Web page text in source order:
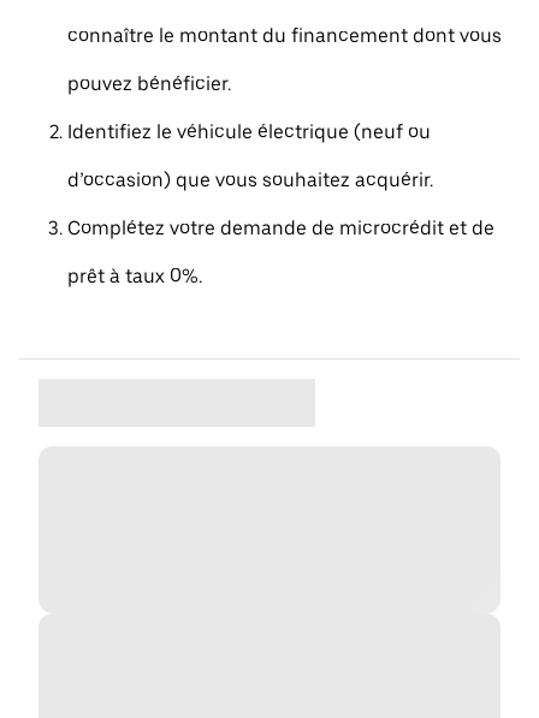
connaître le montant du financement dont vous
pouvez bénéficier.
Identifiez le véhicule électrique (neuf ou
d’occasion) que vous souhaitez acquérir.
Complétez votre demande de microcrédit et de
prêt à taux 0%.